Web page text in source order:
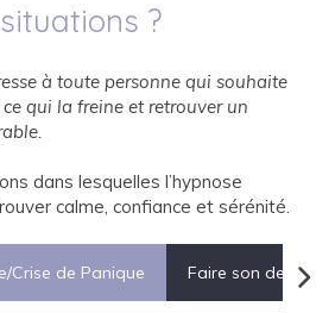
?
à toute personne qui souhaite
qui la freine et retrouver un
dans lesquelles l’hypnose
calme, confiance et sérénité.
Crise de Panique Faire son deuil